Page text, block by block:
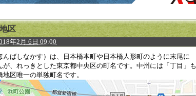
区
年2月 6日 09:00
んばしなかす）は、日本橋本町や日本橋人形町のように末尾に
が、れっきとした東京都中央区の町名です。中州には「丁目」も
区唯一の単独町名です。